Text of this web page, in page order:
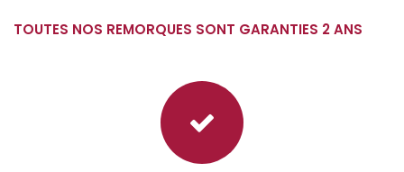
TOUTES NOS REMORQUES SONT GARANTIES 2 ANS